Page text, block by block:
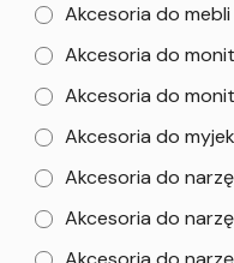
Akcesoria do mebli
Akcesoria do
Akcesoria do
Akcesoria do myjek
Akcesoria do
Akcesoria do